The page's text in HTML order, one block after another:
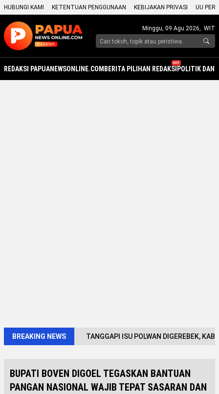
HUBUNGI KAMI KETENTUAN PENGGUNAAN KEBIJAKAN PRIVASI UU
Minggu, 09 Agu 2026, WIT
REDAKSI PAPUANEWSONLINE.COMBERITA PILIHAN REDAKSI
HOT
POLITIK DAN
BREAKING NEWS TANGGAPI ISU POLWAN DIGEREBEK,
BUPATI BOVEN DIGOEL TEGASKAN BANTUAN
PANGAN NASIONAL WAJIB TEPAT SASARAN DAN